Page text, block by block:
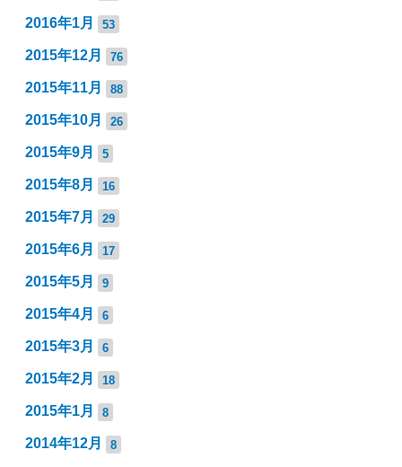
2016年1月 53
2015年12月 76
2015年11月 88
2015年10月 26
2015年9月 5
2015年8月 16
2015年7月 29
2015年6月 17
2015年5月 9
2015年4月 6
2015年3月 6
2015年2月 18
2015年1月 8
2014年12月 8